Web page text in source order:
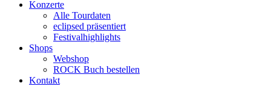
Konzerte
Alle Tourdaten
eclipsed präsentiert
Festivalhighlights
Shops
Webshop
ROCK Buch bestellen
Kontakt